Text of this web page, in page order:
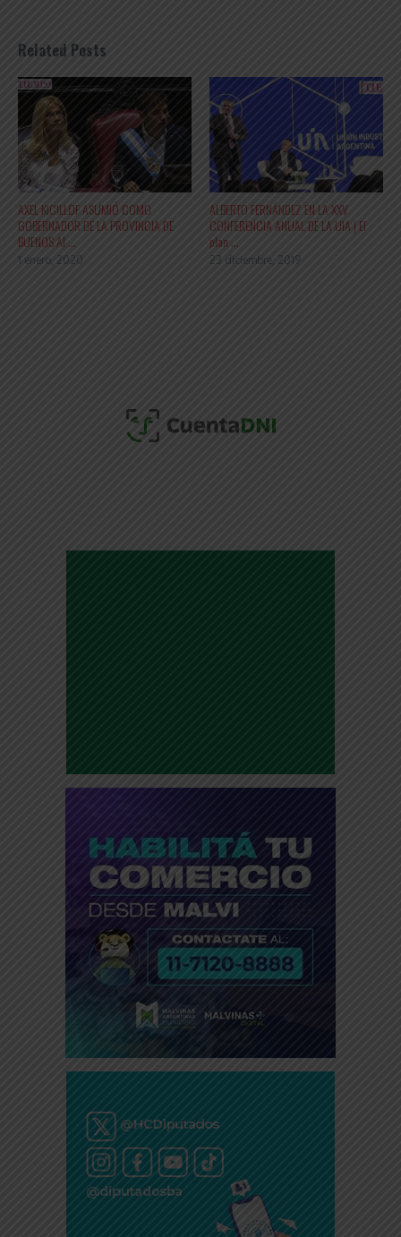
Related Posts
AXEL KICILLOF ASUMIÓ COMO
GOBERNADOR DE LA PROVINCIA DE
BUENOS AI ...
1 enero, 2020
ALBERTO FERNÁNDEZ EN LA XXV
CONFERENCIA ANUAL DE LA UIA | El
plan ...
23 diciembre, 2019